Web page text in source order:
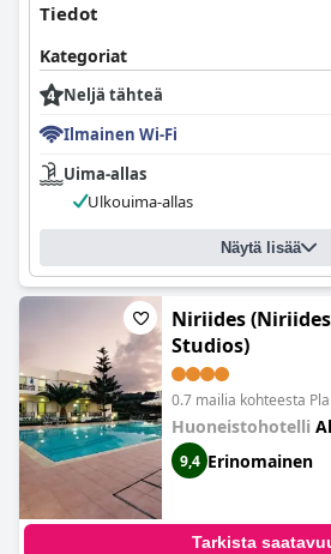
Tiedot
Kategoriat
Neljä tähteä
Ilmainen Wi-Fi
Uima-allas
Ulkouima-allas
Näytä lisää
Niriides
Studios)
0.7 mailia kohteesta
Huoneistohotelli
9,4 Erinomainen
Tarkista